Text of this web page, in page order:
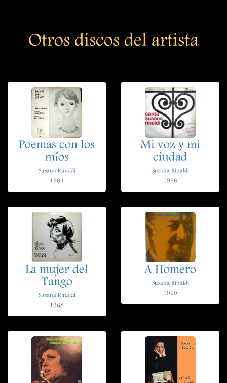
Otros discos del artista
Poemas con los
míos
Susana Rinaldi
1964
Mi voz y mi
ciudad
Susana Rinaldi
1966
La mujer del
Tango
Susana Rinaldi
1968
A Homero
Susana Rinaldi
1969